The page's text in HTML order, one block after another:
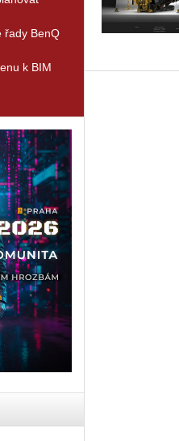
řady BenQ
k BIM